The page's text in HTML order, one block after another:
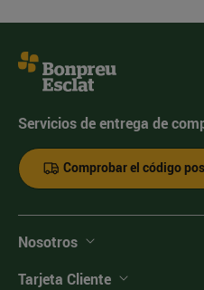
Servicios de entrega de
Comprobar el código
Nosotros
Tarjeta Cliente